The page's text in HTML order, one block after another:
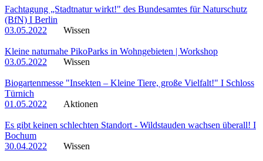
Fachtagung „Stadtnatur wirkt!" des Bundesamtes für Naturschutz
(BfN) I Berlin
03.05.2022
Wissen
Kleine naturnahe PikoParks in Wohngebieten | Workshop
03.05.2022
Wissen
Biogartenmesse "Insekten – Kleine Tiere, große Vielfalt!" I Schloss
Türnich
01.05.2022
Aktionen
Es gibt keinen schlechten Standort - Wildstauden wachsen überall! I
Bochum
30.04.2022
Wissen